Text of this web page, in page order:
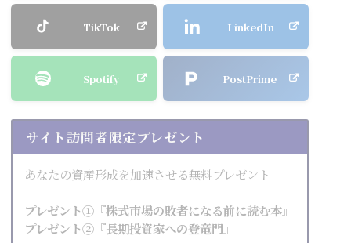
TikTok LinkedIn
Spotify PostPrime
サイト訪問者限定プレゼント
あなたの資産形成を加速させる無料プレゼント
プレゼント①『株式市場の敗者になる前に読む本』
プレゼント②『長期投資家への登竜門』